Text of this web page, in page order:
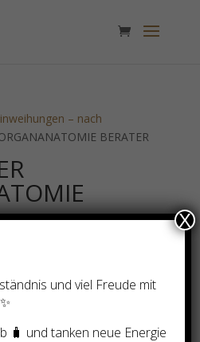
– nach
BERATER
und viel Freude mit
🧳 und tanken neue Energie
X